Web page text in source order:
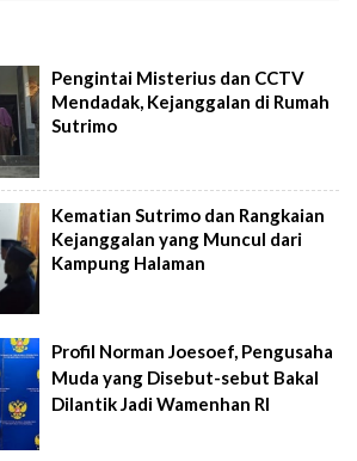
Pengintai Misterius dan CCTV
Mendadak, Kejanggalan di Rumah
Sutrimo
Kematian Sutrimo dan Rangkaian
Kejanggalan yang Muncul dari
Kampung Halaman
Profil Norman Joesoef, Pengusaha
Muda yang Disebut-sebut Bakal
Dilantik Jadi Wamenhan RI